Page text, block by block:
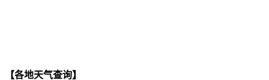
【各地天气查询】